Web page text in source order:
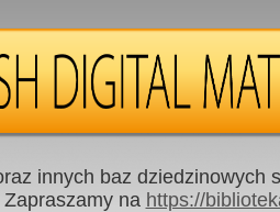
innych baz
Zapraszamy na https://